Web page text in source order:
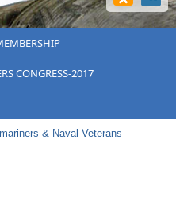
CONGRESS-2017
& Naval Veterans